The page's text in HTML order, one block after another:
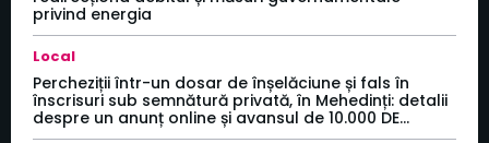
privind energia
Local
Percheziții într-un dosar de înșelăciune și fals în
înscrisuri sub semnătură privată, în Mehedinți: detalii
despre un anunț online și avansul de 10.000 DE...